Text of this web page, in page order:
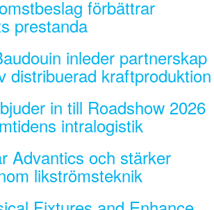
förbättrar
prestanda
inleder partnerskap
distribuerad kraftproduktion
in till Roadshow 2026
intralogistik
Advantics och stärker
likströmsteknik